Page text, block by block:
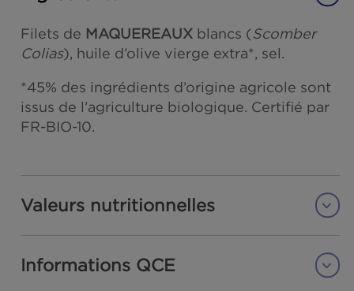
Filets deMAQUEREAUX Scomber
*45% des ingrédients d’origine agricole
issus de l’agriculture biologique. Certifié